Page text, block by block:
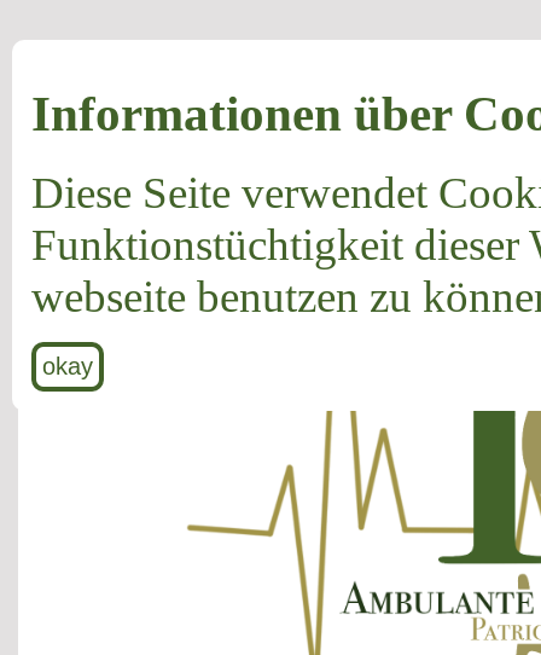
Informationen über
Diese Seite verwendet
Funktionstüchtigkeit dieser
webseite benutzen zu
Home Ambulante Pflege Über uns